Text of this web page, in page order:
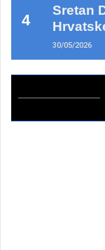
Sretan
30/05/2026